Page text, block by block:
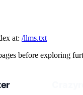
at: /llms.txt
before exploring